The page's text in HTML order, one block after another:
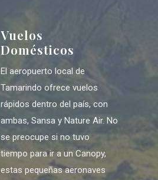
Vuelos
Domésticos
El aeropuerto local de
Tamarindo ofrece vuelos
rápidos dentro del país, con
ambas, Sansa y Nature Air. No
se preocupe si no tuvo
tiempo para ir a un Canopy,
estas pequeñas aeronaves